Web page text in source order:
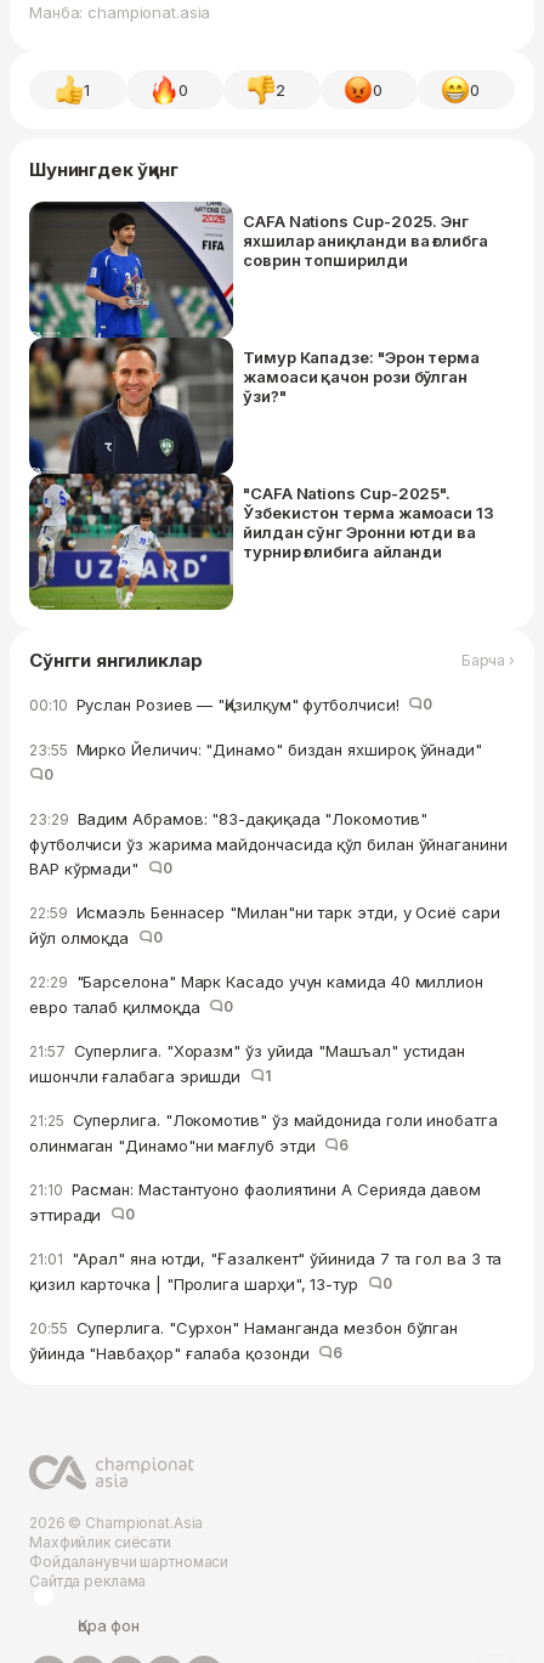
Манба: championat.asia
1 0 2 0 0
Шунингдек ўқинг
CAFA Nations Cup-2025. Энг
яхшилар аниқланди ва ғолибга
соврин топширилди
Тимур Кападзе: "Эрон терма
жамоаси қачон рози бўлган
ўзи?"
"CAFA Nations Cup-2025".
Ўзбекистон терма жамоаси 13
йилдан сўнг Эронни ютди ва
турнир ғолибига айланди
Сўнгги янгиликлар Барча ›
00:10 Руслан Розиев — "Қизилқум" футболчиси! 0
23:55 Мирко Йеличич: "Динамо" биздан яхшироқ ўйнади"
0
23:29 Вадим Абрамов: "83-дақиқада "Локомотив"
футболчиси ўз жарима майдончасида қўл билан ўйнаганини
ВАР кўрмади"
0
22:59 Исмаэль Беннасер "Милан"ни тарк этди, у Осиё сари
йўл олмоқда
0
22:29 "Барселона" Марк Касадо учун камида 40 миллион
евро талаб қилмоқда
0
21:57 Суперлига. "Хоразм" ўз уйида "Машъал" устидан
ишончли ғалабага эришди
1
21:25 Суперлига. "Локомотив" ўз майдонида голи инобатга
олинмаган "Динамо"ни мағлуб этди
6
21:10 Расман: Мастантуоно фаолиятини А Серияда давом
эттиради
0
21:01 "Арал" яна ютди, "Ғазалкент" ўйинида 7 та гол ва 3 та
қизил карточка | "Пролига шарҳи", 13-тур
0
20:55 Суперлига. "Сурхон" Наманганда мезбон бўлган
ўйинда "Навбаҳор" ғалаба қозонди
6
2026 © Championat.Asia
Махфийлик сиёсати
Фойдаланувчи шартномаси
Сайтда реклама
Қора фон